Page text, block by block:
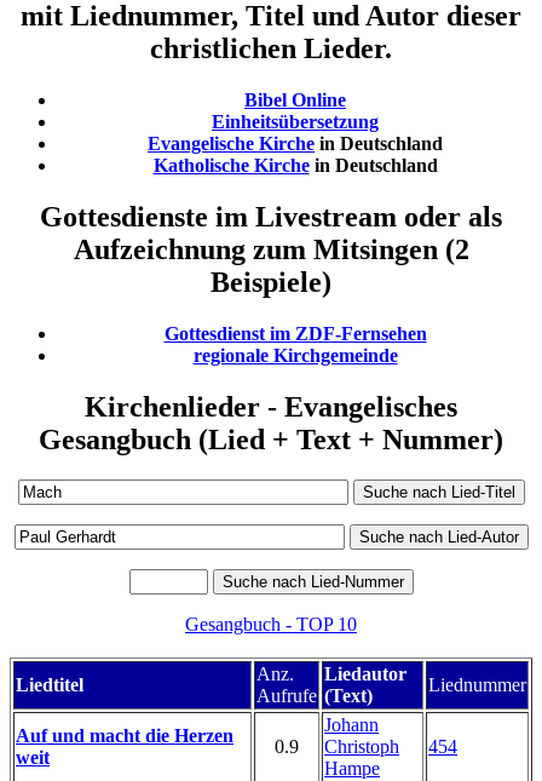
mit Liednummer, Titel und Autor dieser
christlichen Lieder.
Bibel Online
Einheitsübersetzung
Evangelische Kirche in Deutschland
Katholische Kirchein Deutschland
Gottesdienste im Livestream oder als
Aufzeichnung zum Mitsingen (2
Beispiele)
Gottesdienst im ZDF-Fernsehen
regionale Kirchgemeinde
Kirchenlieder - Evangelisches
Gesangbuch (Lied + Text + Nummer)
Gesangbuch - TOP 10
Liedtitel
Anz.
Aufrufe
Liedautor
(Text)
Liednummer
Auf und macht die Herzen
weit
0.9
Johann
Christoph
Hampe
454